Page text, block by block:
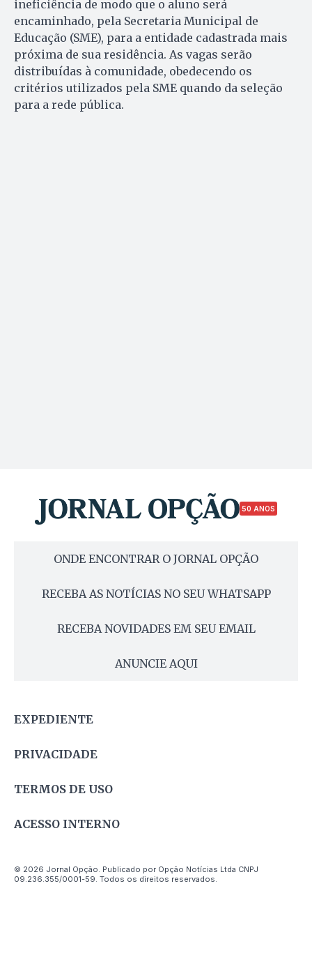
ineficiência de modo que o aluno será
encaminhado, pela Secretaria Municipal de
Educação (SME), para a entidade cadastrada mais
próxima de sua residência. As vagas serão
distribuídas à comunidade, obedecendo os
critérios utilizados pela SME quando da seleção
para a rede pública.
50 ANOS
ONDE ENCONTRAR O JORNAL OPÇÃO
RECEBA AS NOTÍCIAS NO SEU WHATSAPP
RECEBA NOVIDADES EM SEU EMAIL
ANUNCIE AQUI
EXPEDIENTE
PRIVACIDADE
TERMOS DE USO
ACESSO INTERNO
© 2026 Jornal Opção. Publicado por Opção Notícias Ltda CNPJ
09.236.355/0001-59. Todos os direitos reservados.